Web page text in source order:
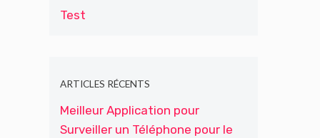
Test
ARTICLES RÉCENTS
Meilleur Application pour
Surveiller un Téléphone pour le